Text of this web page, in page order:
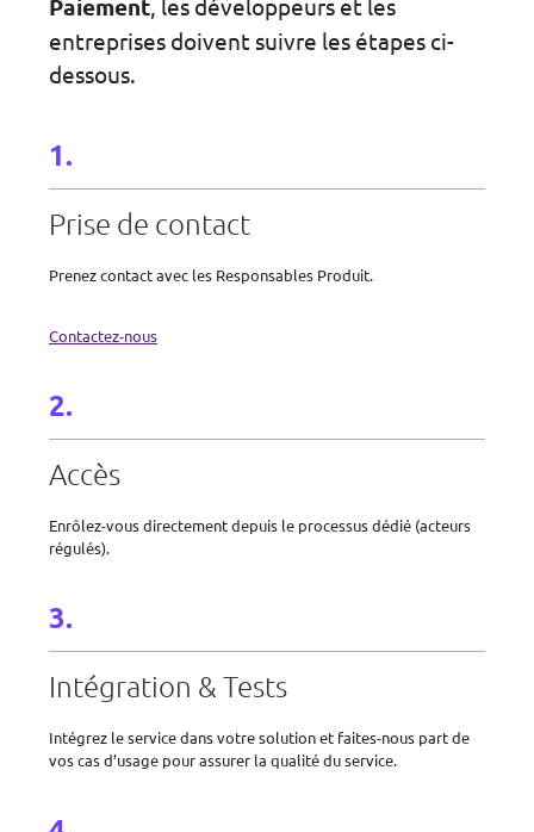
Paiement, les développeurs et les
entreprises doivent suivre les étapes ci-
dessous.
Prise de contact
Prenez contact avec les Responsables Produit.
Contactez-nous
Accès
Enrôlez-vous directement depuis le processus dédié (acteurs
régulés).
Intégration & Tests
Intégrez le service dans votre solution et faites-nous part de
vos cas d’usage pour assurer la qualité du service.